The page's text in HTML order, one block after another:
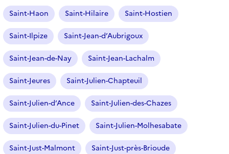
Saint-Haon Saint-Hilaire Saint-Hostien
Saint-Ilpize Saint-Jean-d’Aubrigoux
Saint-Jean-de-Nay Saint-Jean-Lachalm
Saint-Jeures Saint-Julien-Chapteuil
Saint-Julien-d’Ance Saint-Julien-des-Chazes
Saint-Julien-du-Pinet Saint-Julien-Molhesabate
Saint-Just-Malmont Saint-Just-près-Brioude